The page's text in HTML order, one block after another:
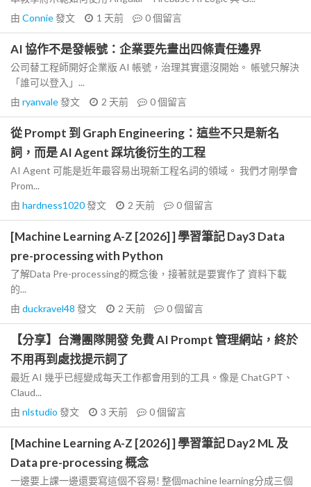
由 Connie發文 1 天前 0個留言
AI 協作不是發帳號：企業要先畫出四條責任邊界
公司替工程師開好企業版 AI 帳號，治理其實還沒開始。 帳號只解決
「誰可以登入」...
由 ryanvale發文 2 天前 0個留言
從 Prompt 到 Graph Engineering：這些不只是新名
詞，而是 AI Agent 踩坑後衍生的工程
AI Agent 可能是近年最容易出現新工程名詞的領域。 我們才剛學會
Prom...
由 hardness1020發文 2 天前 0個留言
[Machine Learning A-Z [2026] ] 學習筆記 Day3 Data
pre-processing with Python
了解Data Pre-processing的概念後，接著就是要實作了 資料下載
的...
由 duckravel48 發文 2 天前 0個留言
【分享】台灣團隊開發 免費 AI Prompt 管理網站，終於
不用再到處找提示詞了
最近 AI 幾乎已經變成每天工作都會用到的工具。像是 ChatGPT、
Claud...
由 nlstudio 發文 3 天前 0個留言
[Machine Learning A-Z [2026] ] 學習筆記 Day2 ML 及
Data pre-processing 概念
一邊要上課一邊還要寫這個不容易! 整個machine learning分成三個